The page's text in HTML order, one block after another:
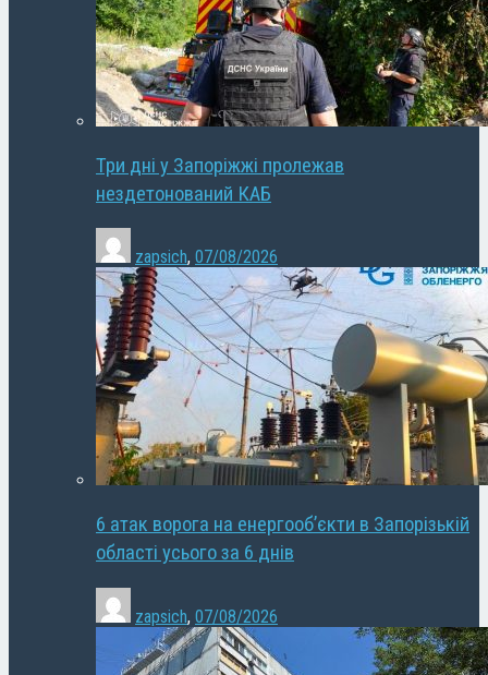
Три дні у Запоріжжі пролежав
нездетонований КАБ
zapsich, 07/08/2026
6 атак ворога на енергооб’єкти в Запорізькій
області усього за 6 днів
zapsich, 07/08/2026